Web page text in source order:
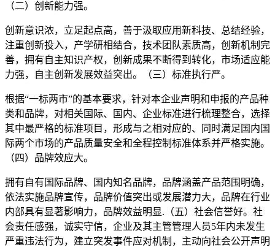
（二）创新能力强。
创新意识浓，立足起点高，善于汲取应用新科技、总结经验，
注重创新投入，产学研相结合，技术团队素质高，创新机制完
善，拥有自主知识产权，创新成果不断得到转化，市场适应能
力强，自主创新发展效益突出。（三）标准执行严。
根据“一标两市”的基本要求，针对本企业声明和申报的产品种
类和品牌，对相关国际、国内、企业标准进行梳理整合，选择
其中最严格的标准项目，形成与之相对应的、同时满足国内国
际两个市场的产品质量安全和全程控制标准体系并严格实施。
（四）品牌效应大。
拥有自有国际品牌、国内知名品牌，品牌涵盖产品范围明确，
依法实施品牌宣传，品牌价值突出或发展潜力大，品牌在行业
内部具有显著影响力，品牌效益明显.（五）社会信誉好。社
会责任感强，诚实守信，企业及其主管管理人员5年内未发生
严重违法行为，建立突发事件应对机制，主动向社会公开声明